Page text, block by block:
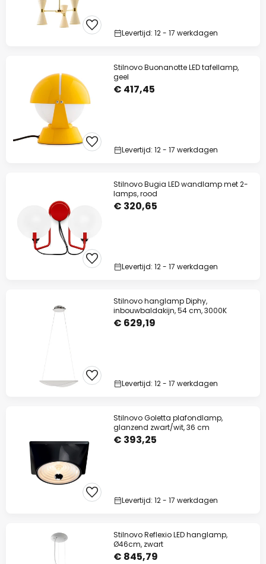
Levertijd: 12 - 17 werkdagen
Stilnovo Buonanotte LED tafellamp,
geel
€ 417,45
Levertijd: 12 - 17 werkdagen
Stilnovo Bugia LED wandlamp met 2-
lamps, rood
€ 320,65
Levertijd: 12 - 17 werkdagen
Stilnovo hanglamp Diphy,
inbouwbaldakijn, 54 cm, 3000K
€ 629,19
Levertijd: 12 - 17 werkdagen
Stilnovo Goletta plafondlamp,
glanzend zwart/wit, 36 cm
€ 393,25
Levertijd: 12 - 17 werkdagen
Stilnovo Reflexio LED hanglamp,
Ø46cm, zwart
€ 845,79